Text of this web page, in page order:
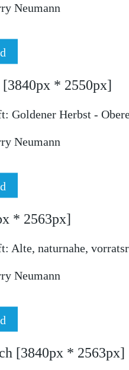
Neumann
[3840px * 2550px]
Goldener Herbst -
Neumann
* 2563px]
Alte, naturnahe,
Neumann
[3840px * 2563px]